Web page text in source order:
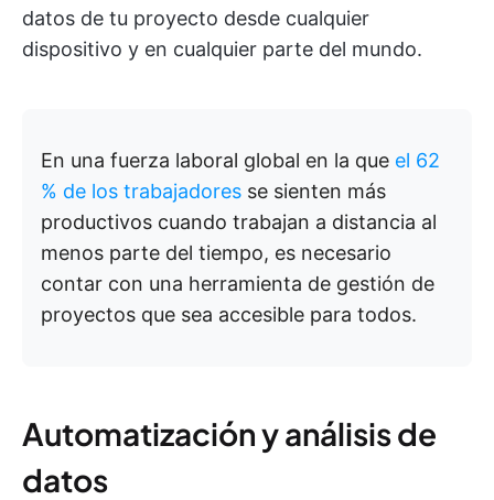
datos de tu proyecto desde cualquier
dispositivo y en cualquier parte del mundo.
En una fuerza laboral global en la que el 62
% de los trabajadores se sienten más
productivos cuando trabajan a distancia al
menos parte del tiempo, es necesario
contar con una herramienta de gestión de
proyectos que sea accesible para todos.
Automatización y análisis de
datos